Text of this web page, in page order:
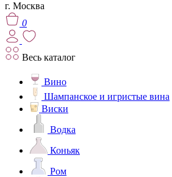
г. Москва
0
Весь каталог
Вино
Шампанское и игристые вина
Виски
Водка
Коньяк
Ром